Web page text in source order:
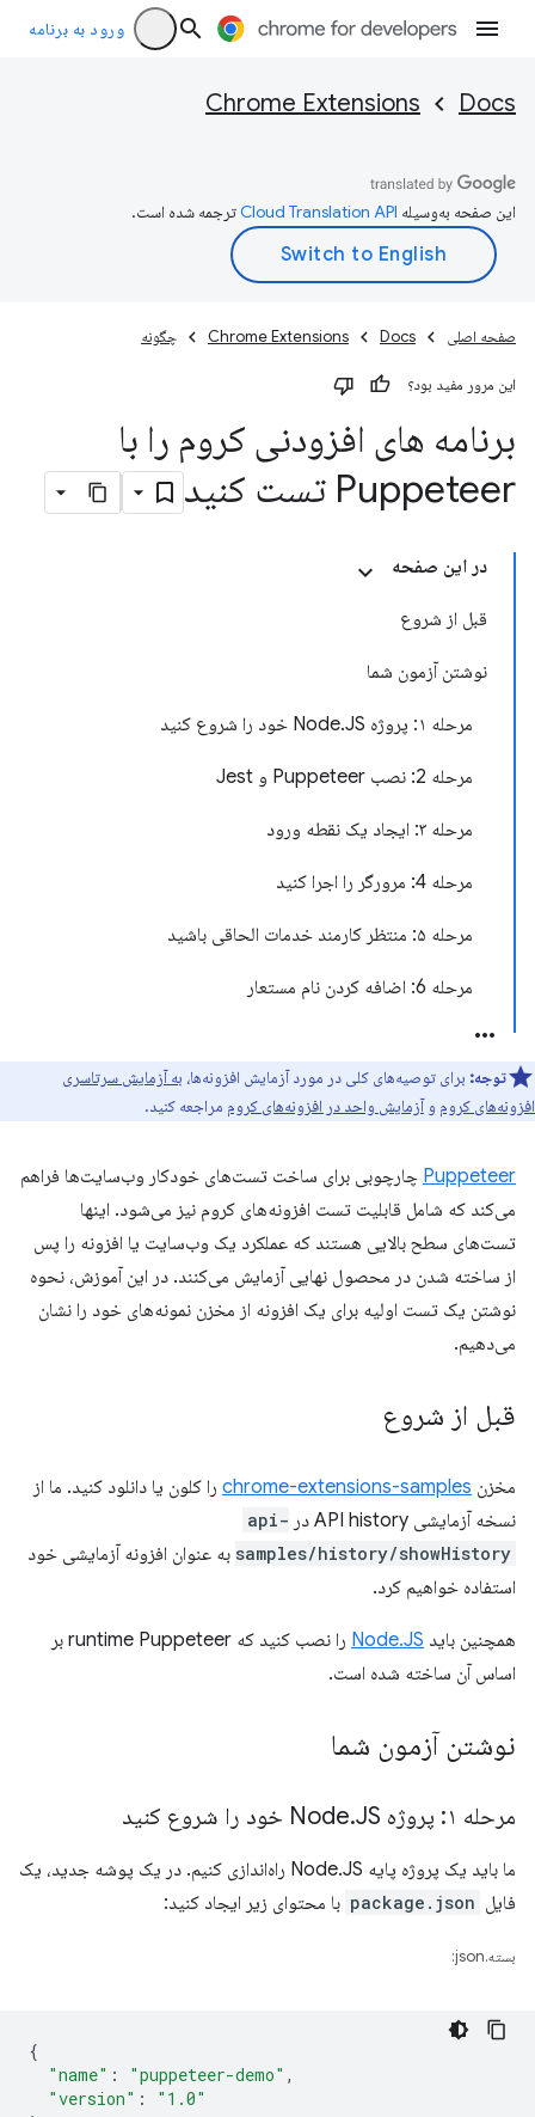
ورود به برنامه
Docs
Chrome Extensions
این صفحه به‌وسیله ترجمه شده است.
صفحه اصلی Docs
Chrome Extensions چگونه
این مرور مفید بود؟
برنامه های افزودنی کروم را با
Puppeteer تست کنید
در این صفحه
قبل از شروع
نوشتن آزمون شما
مرحله ۱: پروژه Node.JS خود را شروع کنید
مرحله 2: نصب Puppeteer و Jest
مرحله ۳: ایجاد یک نقطه ورود
مرحله 4: مرورگر را اجرا کنید
مرحله ۵: منتظر کارمند خدمات الحاقی باشید
مرحله 6: اضافه کردن نام مستعار
توجه: برای توصیه‌های کلی در مورد آزمایش افزونه‌ها، به آزمایش سرتاسری
افزونه‌های کروم وآزمایش واحد در افزونه‌های کروم مراجعه کنید.
Puppeteer چارچوبی برای ساخت تست‌های خودکار وب‌سایت‌ها فراهم
می‌کند که شامل قابلیت تست افزونه‌های کروم نیز می‌شود. اینها
تست‌های سطح بالایی هستند که عملکرد یک وب‌سایت یا افزونه را پس
از ساخته شدن در محصول نهایی آزمایش می‌کنند. در این آموزش، نحوه
نوشتن یک تست اولیه برای یک افزونه از مخزن نمونه‌های خود را نشان
می‌دهیم.
قبل از شروع
مخزن chrome-extensions-samples را کلون یا دانلود کنید. ما از
نسخه آزمایشی API history در
api-
samples/history/showHistory به عنوان افزونه آزمایشی خود
استفاده خواهیم کرد.
همچنین باید Node.JS
را نصب کنید که runtime Puppeteer بر
اساس آن ساخته شده است.
نوشتن آزمون شما
مرحله ۱: پروژه Node .JS خود را شروع کنید
ما باید یک پروژه پایه Node.JS راه‌اندازی کنیم. در یک پوشه جدید، یک
فایل package.json با محتوای زیر ایجاد کنید:
بسته.json:
{
"name" : "puppeteer-demo" ,
"version" :
"1.0"